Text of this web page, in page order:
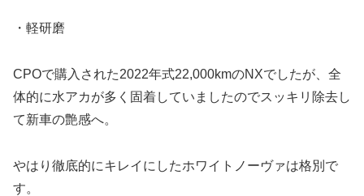
・軽研磨
CPOで購入された2022年式22,000kmのNXでしたが、全
体的に水アカが多く固着していましたのでスッキリ除去し
て新車の艶感へ。
やはり徹底的にキレイにしたホワイトノーヴァは格別で
す。